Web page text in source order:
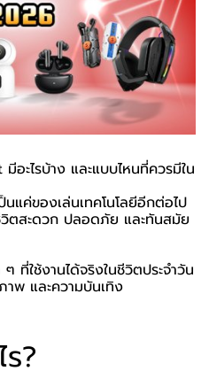
ะไรบ้าง และแบบไหนที่ควรมีใน
แค่ของเล่นเทคโนโลยีอีกต่อไป
ตสะดวก ปลอดภัย และทันสมัย
ที่ใช้งานได้จริงในชีวิตประจำวัน
พ และความบันเทิง
?